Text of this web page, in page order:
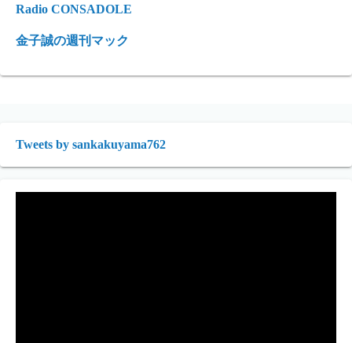
Radio CONSADOLE
金子誠の週刊マック
Tweets by sankakuyama762